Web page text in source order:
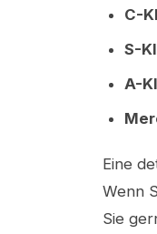
C-
S-
A-
Eine
Wenn
Sie